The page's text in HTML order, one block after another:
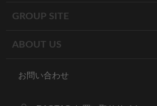
GROUP SITE
ABOUT US
お問い合わせ